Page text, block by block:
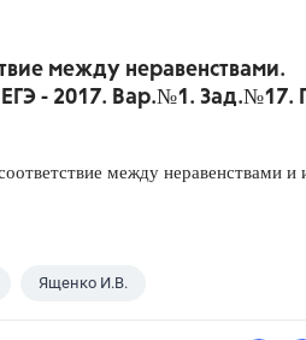
между неравенствами.
- 2017. Вар.№1. Зад.№17.
между неравенствами и
Ященко И.В.